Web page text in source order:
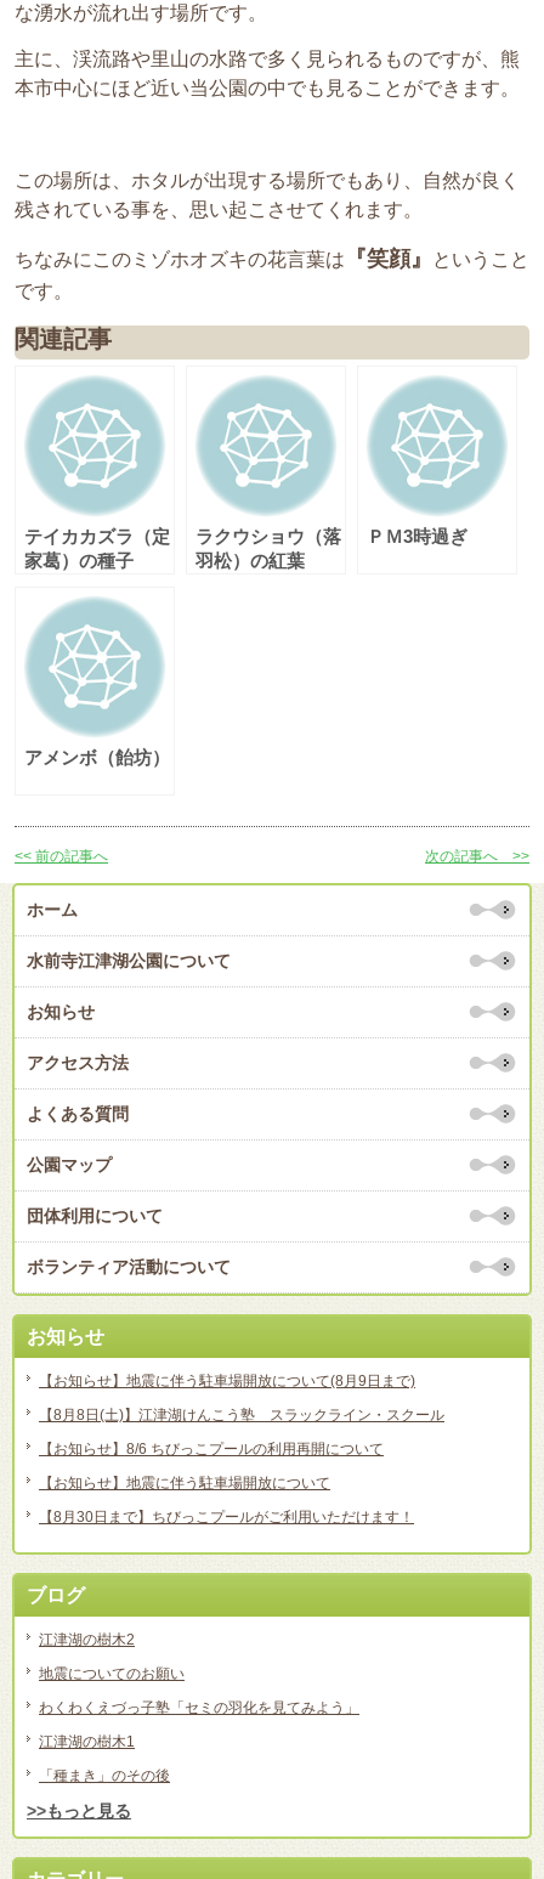
な湧水が流れ出す場所です。
主に、渓流路や里山の水路で多く見られるものですが、熊
本市中心にほど近い当公園の中でも見ることができます。
この場所は、ホタルが出現する場所でもあり、自然が良く
残されている事を、思い起こさせてくれます。
ちなみにこのミゾホオズキの花言葉は 『笑顔』
ということ
です。
関連記事
テイカカズラ（定
家葛）の種子
ラクウショウ（落
羽松）の紅葉
ＰＭ3時過ぎ
アメンボ（飴坊）
<< 前の記事へ 次の記事へ >>
ホーム
水前寺江津湖公園について
お知らせ
アクセス方法
よくある質問
公園マップ
団体利用について
ボランティア活動について
お知らせ
【お知らせ】地震に伴う駐車場開放について(8月9日まで)
【8月8日(土)】江津湖けんこう塾 スラックライン・スクール
【お知らせ】8/6 ちびっこプールの利用再開について
【お知らせ】地震に伴う駐車場開放について
【8月30日まで】ちびっこプールがご利用いただけます！
ブログ
江津湖の樹木2
地震についてのお願い
わくわくえづっ子塾「セミの羽化を見てみよう」
江津湖の樹木1
「種まき」のその後
>>もっと見る